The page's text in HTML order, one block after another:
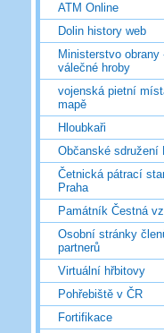
ATM Online
Dolin history web
Ministerstvo obrany
válečné hroby
vojenská pietní
mapě
Hloubkaři
Občanské sdružení
Četnická pátrací
Praha
Památník Čestná
Osobní stránky
partnerů
Virtuální hřbitovy
Pohřebiště v ČR
Fortifikace